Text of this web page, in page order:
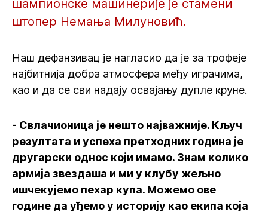
шампионске машинерије је стамени
штопер Немања Милуновић.
Наш дефанзивац је нагласио да је за трофеје
најбитнија добра атмосфера међу играчима,
као и да се сви надају освајању дупле круне.
- Свлачионица је нешто најважније. Кључ
резултата и успеха претходних година је
другарски однос који имамо. Знам колико
армија звездаша и ми у клубу жељно
ишчекујемо пехар купа. Можемо ове
године да уђемо у историју као екипа која